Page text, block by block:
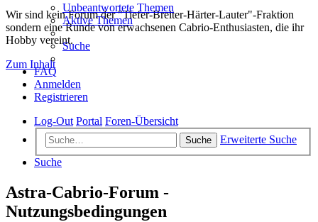
Wir sind kein Forum der "Tiefer-Breiter-Härter-Lauter"-Fraktion
sondern eine Runde von erwachsenen Cabrio-Enthusiasten, die ihr
Hobby vereint.
Zum Inhalt
Unbeantwortete Themen
Aktive Themen
Suche
FAQ
Anmelden
Registrieren
Log-Out Portal Foren-Übersicht
Suche
Erweiterte Suche
Suche
Astra-Cabrio-Forum -
Nutzungsbedingungen